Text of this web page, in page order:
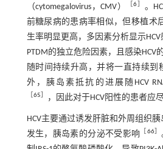
（cytomegalovirus，CMV）
［6
。
前糖尿病的患病率相似，但移植术
生率明显更高，多因素分析显示
PTDM的独立危险因素，且感染HCV
随时间持续升高，并将一直持续到
外，胰岛素抵抗的进展随HCV
65 ，因此对于HCV阳性的患者应
HCV主要通过诱发肝脏和外周组织
发生，胰岛素的分泌不受影响
66］